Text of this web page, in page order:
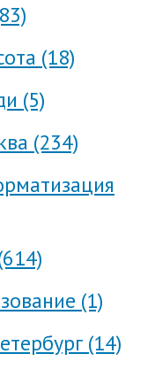
(18)
(5)
(234)
(1)
(14)